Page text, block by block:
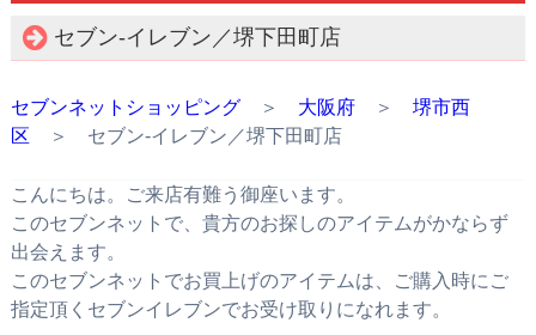
セブン‐イレブン／堺下田町店
セブンネットショッピング＞ 大阪府＞ 堺市西
区 ＞ セブン‐イレブン／堺下田町店
こんにちは。ご来店有難う御座います。
このセブンネットで、貴方のお探しのアイテムがかならず
出会えます。
このセブンネットでお買上げのアイテムは、ご購入時にご
指定頂くセブンイレブンでお受け取りになれます。